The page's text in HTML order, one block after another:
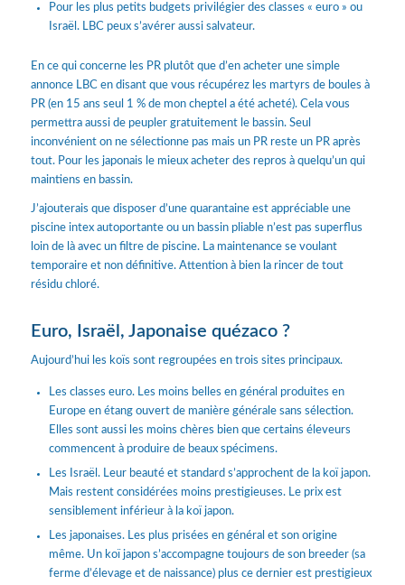
Pour les plus petits budgets privilégier des classes « euro » ou
Israël. LBC peux s’avérer aussi salvateur.
En ce qui concerne les PR plutôt que d’en acheter une simple
annonce LBC en disant que vous récupérez les martyrs de boules à
PR (en 15 ans seul 1 % de mon cheptel a été acheté). Cela vous
permettra aussi de peupler gratuitement le bassin. Seul
inconvénient on ne sélectionne pas mais un PR reste un PR après
tout. Pour les japonais le mieux acheter des repros à quelqu’un qui
maintiens en bassin.
J’ajouterais que disposer d’une quarantaine est appréciable une
piscine intex autoportante ou un bassin pliable n’est pas superflus
loin de là avec un filtre de piscine. La maintenance se voulant
temporaire et non définitive. Attention à bien la rincer de tout
résidu chloré.
Euro, Israël, Japonaise quézaco ?
Aujourd’hui les koïs sont regroupées en trois sites principaux.
Les classes euro. Les moins belles en général produites en
Europe en étang ouvert de manière générale sans sélection.
Elles sont aussi les moins chères bien que certains éleveurs
commencent à produire de beaux spécimens.
Les Israël. Leur beauté et standard s’approchent de la koï japon.
Mais restent considérées moins prestigieuses. Le prix est
sensiblement inférieur à la koï japon.
Les japonaises. Les plus prisées en général et son origine
même. Un koï japon s’accompagne toujours de son breeder (sa
ferme d’élevage et de naissance) plus ce dernier est prestigieux